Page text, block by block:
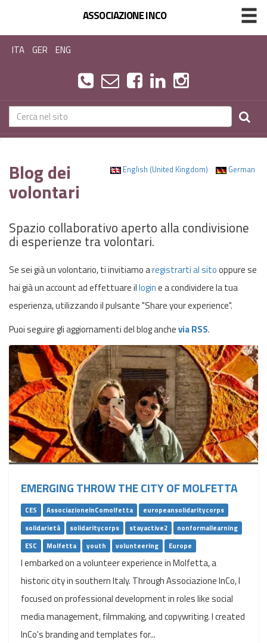
ASSOCIAZIONE INCO
ITA GER ENG
English (United Kingdom) German
Blog dei
volontari
Spazio collaborativo aperto alla condivisione
di esperienze tra volontari.
Se sei già un volontario, ti invitiamo aregistrarti al sitooppure se
hai già un account ad effettuare illogine a condividere la tua
esperienza, utilizzando il pulsante "Share your experience".
Puoi seguire gli aggiornamenti del blog anchevia RSS.
EMERGING THROW THE CITY OF MOLFETTA
CES AssociazioneInComolfetta
europeansolidaritycorps
solidarietà
solidaritycorps stayactive2
nonformallearning
ESC
Molfetta youth volunteering Europe
I embarked on a volunteer experience in Molfetta, a
historic city in southern Italy. Through Associazione InCo, I
focused on professional development in roles like social
media management, filmmaking, and copywriting. I created
InCo's branding and templates for...